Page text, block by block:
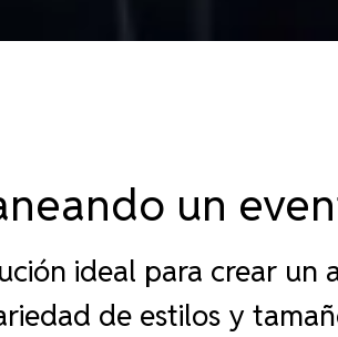
un
ideal para crear un
de estilos y